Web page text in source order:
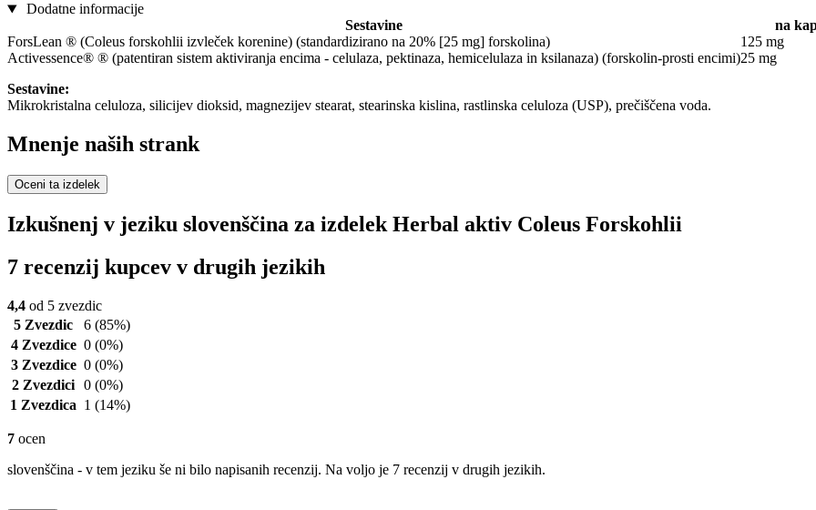
Dodatne informacije
Sestavine
na
ForsLean ® (Coleus forskohlii izvleček korenine) (standardizirano na 20% [25 mg] forskolina)
125 mg
Activessence® ® (patentiran sistem aktiviranja encima - celulaza, pektinaza, hemicelulaza in ksilanaza) (forskolin-prosti encimi)25 mg
Sestavine:
Mikrokristalna celuloza, silicijev dioksid, magnezijev stearat, stearinska kislina, rastlinska celuloza (USP), prečiščena voda.
Mnenje naših strank
Oceni ta izdelek
Izkušnenj v jeziku slovenščina za izdelek Herbal aktiv Coleus Forskohlii
7 recenzij kupcev v drugih jezikih
4,4 od 5 zvezdic
5 Zvezdic
6 (85%)
4 Zvezdice 0 (0%)
3 Zvezdice 0 (0%)
2 Zvezdici 0 (0%)
1 Zvezdica 1 (14%)
7 ocen
slovenščina - v tem jeziku še ni bilo napisanih recenzij. Na voljo je 7 recenzij v drugih jezikih.